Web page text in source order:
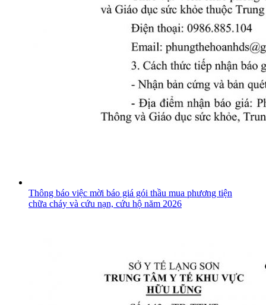
Thông báo việc mời báo giá gói thầu mua phương tiện
chữa cháy và cứu nạn, cứu hộ năm 2026